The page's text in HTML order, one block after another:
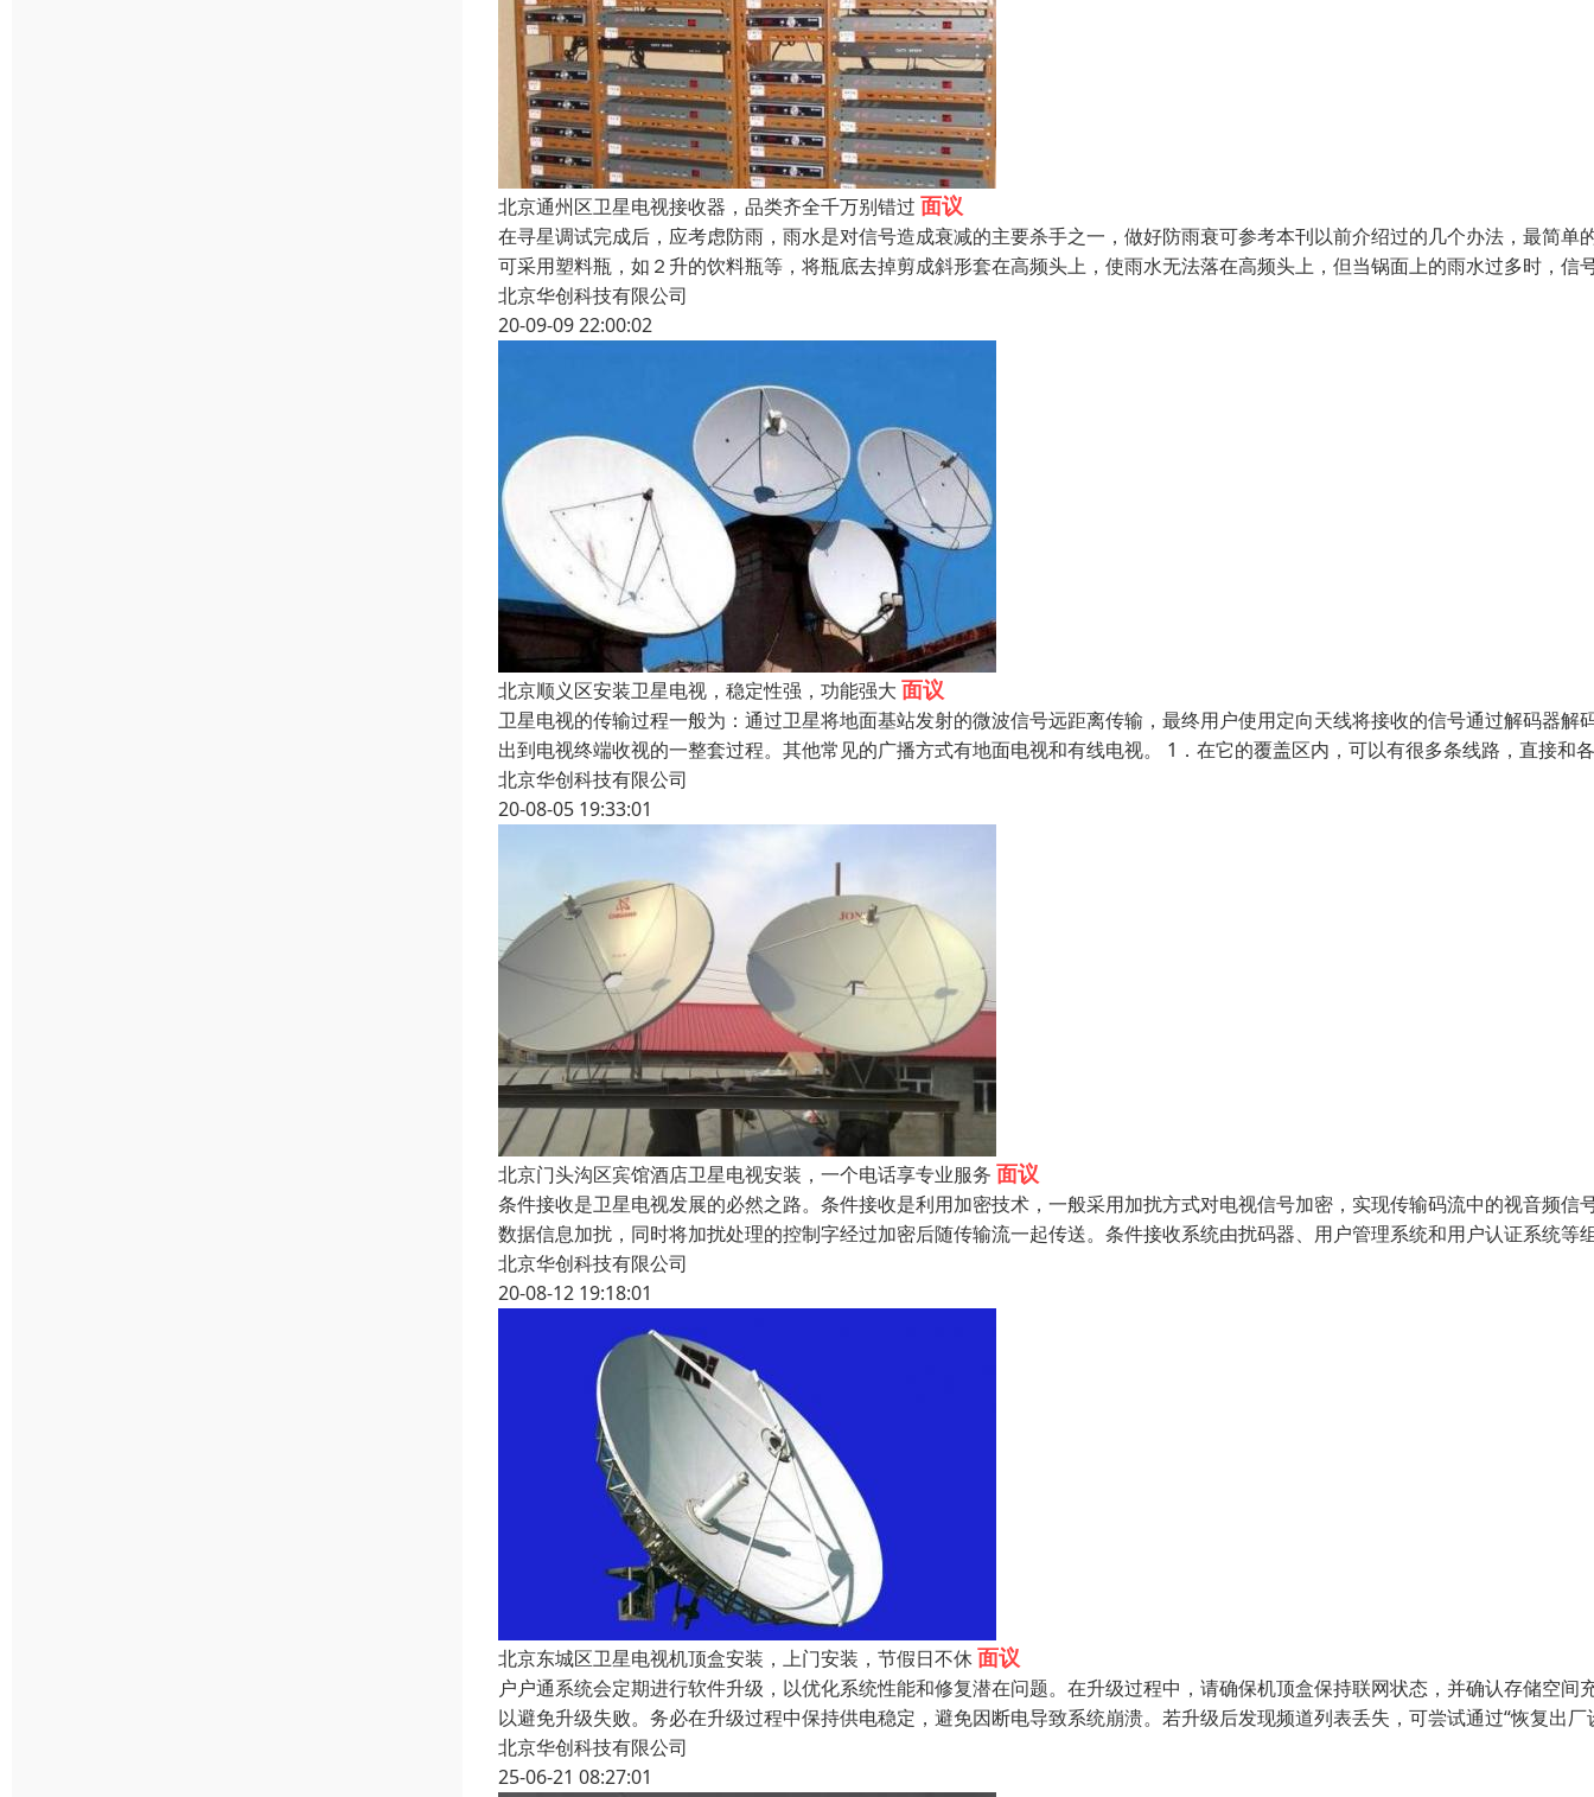
北京通州区卫星电视接收器，品类齐全千万别错过 面议
在寻星调试完成后，应考虑防雨，雨水是对信号造成衰减的主要杀手之一，做好防雨衰可参考本刊以前介绍过的几个办法，最简单
可采用塑料瓶，如２升的饮料瓶等，将瓶底去掉剪成斜形套在高频头上，使雨水无法落在高频头上，但当锅面上的雨水过多时，信
北京华创科技有限公司
20-09-09 22:00:02
北京顺义区安装卫星电视，稳定性强，功能强大 面议
卫星电视的传输过程一般为：通过卫星将地面基站发射的微波信号远距离传输，最终用户使用定向天线将接收的信号通过解码器解
出到电视终端收视的一整套过程。其他常见的广播方式有地面电视和有线电视。 1．在它的覆盖区内，可以有很多条线路，直接和
北京华创科技有限公司
20-08-05 19:33:01
北京门头沟区宾馆酒店卫星电视安装，一个电话享专业服务 面议
条件接收是卫星电视发展的必然之路。条件接收是利用加密技术，一般采用加扰方式对电视信号加密，实现传输码流中的视音频信
数据信息加扰，同时将加扰处理的控制字经过加密后随传输流一起传送。条件接收系统由扰码器、用户管理系统和用户认证系统等
北京华创科技有限公司
20-08-12 19:18:01
北京东城区卫星电视机顶盒安装，上门安装，节假日不休面议
户户通系统会定期进行软件升级，以优化系统性能和修复潜在问题。在升级过程中，请确保机顶盒保持联网状态，并确认存储空间
以避免升级失败。务必在升级过程中保持供电稳定，避免因断电导致系统崩溃。若升级后发现频道列表丢失，可尝试通过“恢复出厂
北京华创科技有限公司
25-06-21 08:27:01